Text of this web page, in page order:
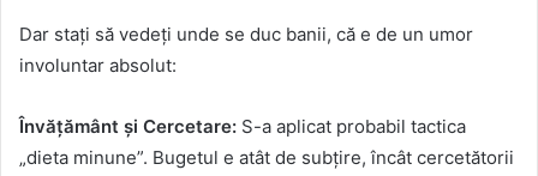
Dar stați să vedeți unde se duc banii, că e de un umor
involuntar absolut:
Învățământ și Cercetare: S-a aplicat probabil tactica
„dieta minune”. Bugetul e atât de subțire, încât cercetătorii